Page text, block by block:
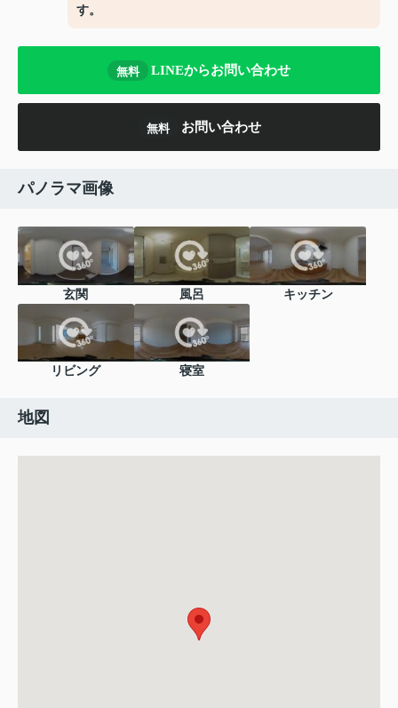
す。
無料 LINEからお問い合わせ
無料 お問い合わせ
パノラマ画像
玄関 風呂 キッチン
リビング 寝室
地図